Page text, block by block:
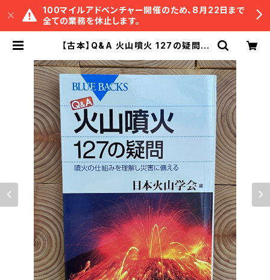
100マイルアドベンチャー開催のため、8月22日まで
全ての業務を休止します。
【古本】Q&A 火山噴火 127の疑問 |